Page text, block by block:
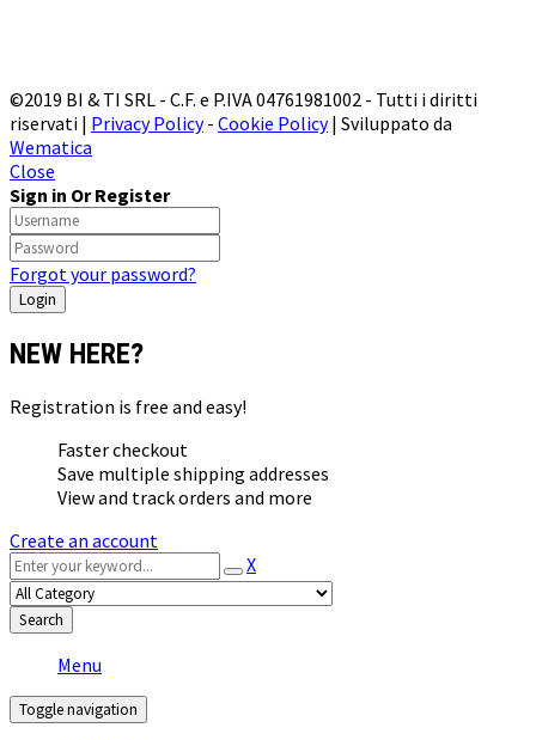
©2019 BI & TI SRL - C.F. e P.IVA 04761981002 - Tutti i diritti
riservati | Privacy Policy- Cookie Policy| Sviluppato da
Wematica
Close
Sign in Or Register
Forgot your password?
NEW HERE?
Registration is free and easy!
Faster checkout
Save multiple shipping addresses
View and track orders and more
Create an account
X
Search
Menu
Toggle navigation